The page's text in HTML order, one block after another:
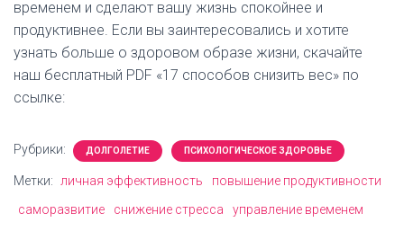
временем и сделают вашу жизнь спокойнее и
продуктивнее. Если вы заинтересовались и хотите
узнать больше о здоровом образе жизни, скачайте
наш бесплатный PDF «17 способов снизить вес» по
ссылке:
Рубрики: ДОЛГОЛЕТИЕ ПСИХОЛОГИЧЕСКОЕ ЗДОРОВЬЕ
Метки: личная эффективность
повышение продуктивности
саморазвитие
снижение стресса управление временем